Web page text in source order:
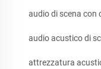
audio di scena
audio acustico di
attrezzatura